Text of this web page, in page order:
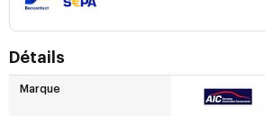
Détails
Marque